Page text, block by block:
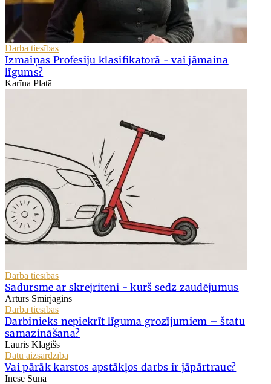
Darba tiesības
Izmaiņas Profesiju klasifikatorā - vai jāmaina
līgums?
Karīna Platā
Darba tiesības
Sadursme ar skrejriteni - kurš sedz zaudējumus
Arturs Smirjagins
Darba tiesības
Darbinieks nepiekrīt līguma grozījumiem – štatu
samazināšana?
Lauris Klagišs
Datu aizsardzība
Vai pārāk karstos apstākļos darbs ir jāpārtrauc?
Inese Sūna